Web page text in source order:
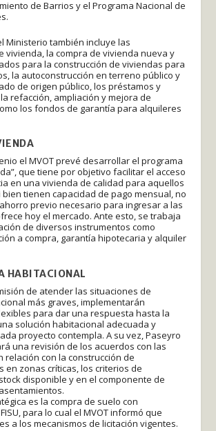
de Barrios y el Programa Nacional de
Ministerio también incluye las
vivienda, la compra de vivienda nueva y
para la construcción de viviendas para
la autoconstrucción en terreno público y
de origen público, los préstamos y
refacción, ampliación y mejora de
los fondos de garantía para alquileres
el MVOT prevé desarrollar el programa
que tiene por objetivo facilitar el acceso
en una vivienda de calidad para aquellos
tienen capacidad de pago mensual, no
previo necesario para ingresar a las
hoy el mercado. Ante esto, se trabaja
de diversos instrumentos como
a compra, garantía hipotecaria y alquiler
HABITACIONAL
de atender las situaciones de
más graves, implementarán
para dar una respuesta hasta la
solución habitacional adecuada y
proyecto contempla. A su vez, Paseyro
una revisión de los acuerdos con las
relación con la construcción de
en zonas críticas, los criterios de
disponible y en el componente de
es la compra de suelo con
para lo cual el MVOT informó que
a los mecanismos de licitación vigentes.